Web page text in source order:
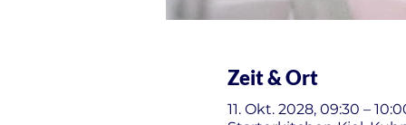
Zeit & Ort
11. Okt. 2028, 09:30 –